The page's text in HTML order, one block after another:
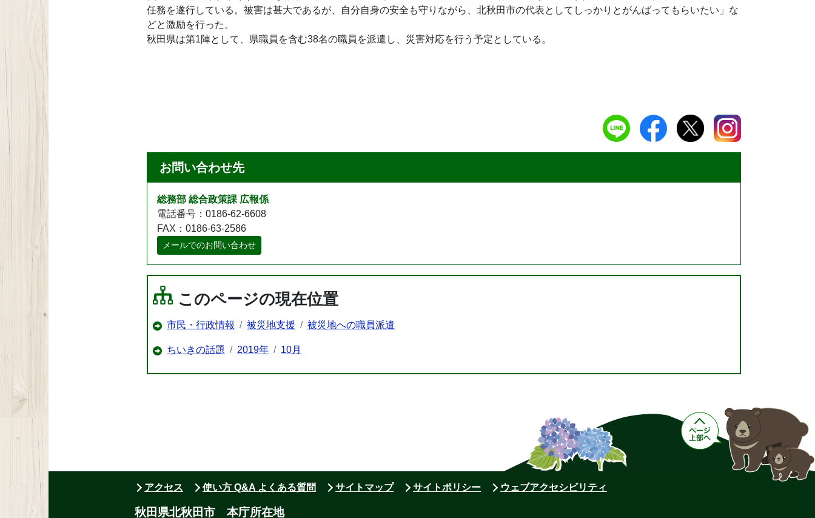
任務を遂行している。被害は甚大であるが、自分自身の安全も守りながら、北秋田市の代表としてしっかりとがんばってもらいたい」な
どと激励を行った。
秋田県は第1陣として、県職員を含む38名の職員を派遣し、災害対応を行う予定としている。
お問い合わせ先
総務部 総合政策課 広報係
電話番号：0186-62-6608
FAX：0186-63-2586
メールでのお問い合わせ
このページの現在位置
市民・行政情報 被災地支援 被災地への職員派遣
ちいきの話題 2019年 10月
アクセス 使い方 Q&A よくある質問 サイトマップ サイトポリシー ウェブアクセシビリティ
秋田県北秋田市 本庁所在地